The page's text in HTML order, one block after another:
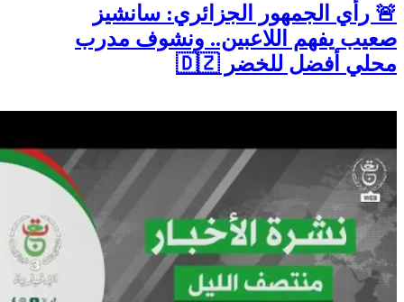
🚨 رأي الجمهور الجزائري: سانشيز
صعيب يفهم اللاعبين.. ونشوف مدرب
محلي أفضل للخضر 🇩🇿